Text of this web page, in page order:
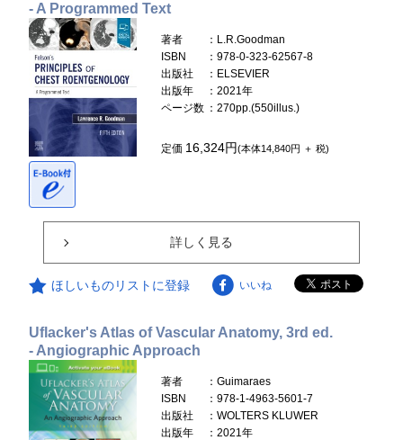
- A Programmed Text
著者
：L.R.Goodman
ISBN
：978-0-323-62567-8
出版社
：ELSEVIER
出版年
：2021年
ページ数 ：270pp.(550illus.)
定価 16,324円(本体14,840円 ＋ 税)
詳しく見る
ほしいものリストに登録 いいね
Uflacker's Atlas of Vascular Anatomy, 3rd ed.
- Angiographic Approach
著者
：Guimaraes
ISBN
：978-1-4963-5601-7
出版社
：WOLTERS KLUWER
出版年
：2021年